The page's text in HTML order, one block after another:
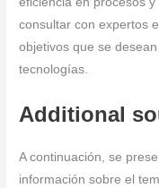
consultar con expertos
objetivos que se
tecnologías.
Additional
A continuación, se
información sobre el